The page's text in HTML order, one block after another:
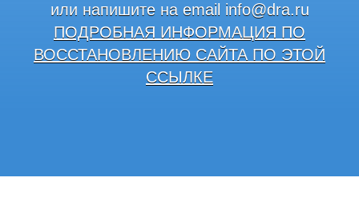
или напишите на email info@dra.ru
ПОДРОБНАЯ ИНФОРМАЦИЯ ПО
ВОССТАНОВЛЕНИЮ САЙТА ПО ЭТОЙ
ССЫЛКЕ